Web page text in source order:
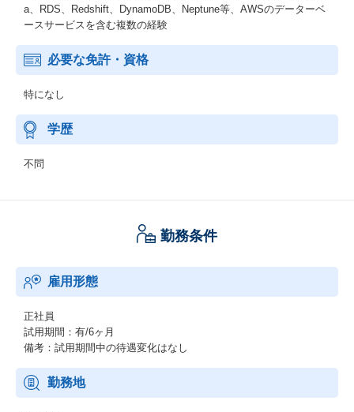
a、RDS、Redshift、DynamoDB、Neptune等、AWSのデーターベ
ースサービスを含む複数の経験
必要な免許・資格
特になし
学歴
不問
勤務条件
雇用形態
正社員
試用期間：有/6ヶ月
備考：試用期間中の待遇変化はなし
勤務地